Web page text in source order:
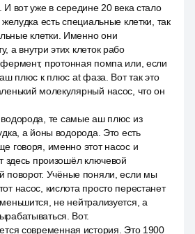
вот уже в середине 20 века стало
есть специальные клетки, так
клетки. Именно они
а внутри этих клеток рабо
протонная помпа или, если
плюс к плюс at фаза. Вот так это
молекулярный насос, что он
те самые аш плюс из
а йоны водорода. Это есть
говоря, именно этот насос и
здесь произошёл ключевой
поворот. Учёные поняли, если мы
насос, кислота просто перестанет
не нейтрализуется, а
Вот.
современная история. Это 1900